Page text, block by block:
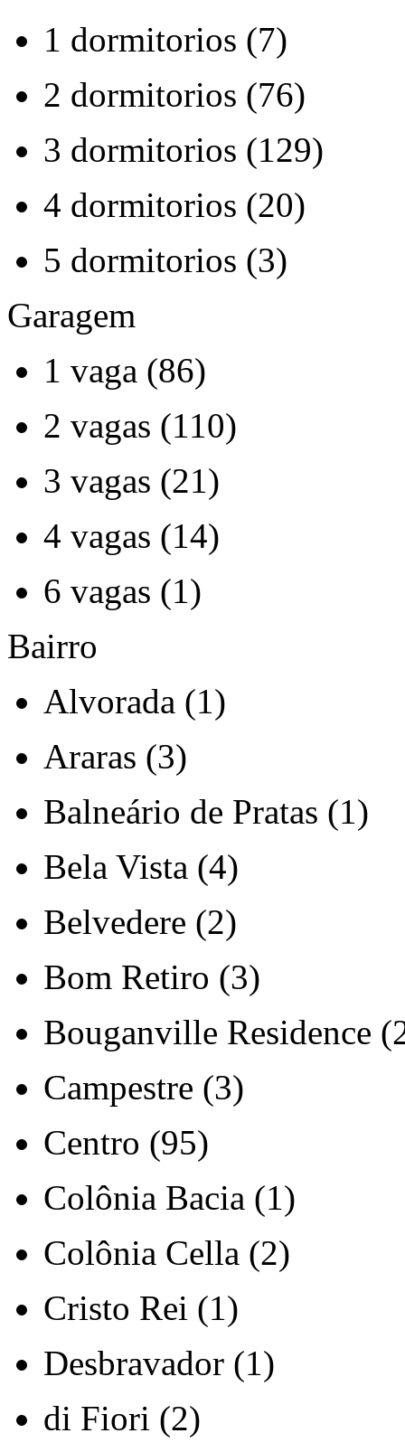
1 dormitorios (7)
2 dormitorios (76)
3 dormitorios (129)
4 dormitorios (20)
5 dormitorios (3)
Garagem
1 vaga (86)
2 vagas (110)
3 vagas (21)
4 vagas (14)
6 vagas (1)
Bairro
Alvorada (1)
Araras (3)
Balneário de Pratas (1)
Bela Vista (4)
Belvedere (2)
Bom Retiro (3)
Bouganville Residence
Campestre (3)
Centro (95)
Colônia Bacia (1)
Colônia Cella (2)
Cristo Rei (1)
Desbravador (1)
di Fiori (2)